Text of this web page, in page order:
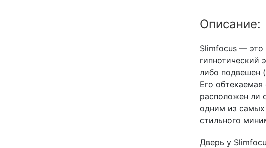
Описание:
Slimfocus — это
гипнотический
либо подвешен
Его
расположен ли
одним из самых
стильного
Дверь у